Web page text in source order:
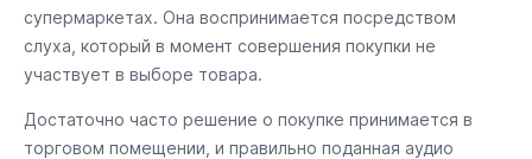
супермаркетах. Она воспринимается посредством
слуха, который в момент совершения покупки не
участвует в выборе товара.
Достаточно часто решение о покупке принимается в
торговом помещении, и правильно поданная аудио